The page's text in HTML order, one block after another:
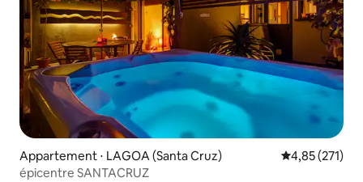
Appartement ⋅ LAGOA (Santa Cruz) Évaluation
4,85 (271)
épicentre SANTACRUZ